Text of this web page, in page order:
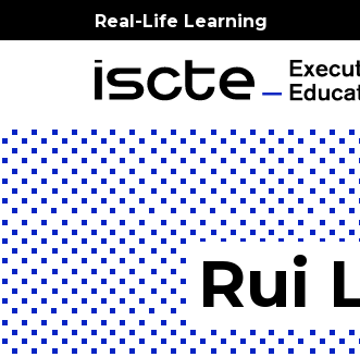
Real-Life Learning
Rui